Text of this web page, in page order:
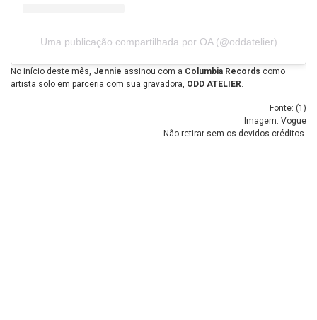
Uma publicação compartilhada por OA (@oddatelier)
No início deste mês, Jennie assinou com a Columbia Records como
artista solo em parceria com sua gravadora, ODD ATELIER.
Fonte: (1 )
Imagem: Vogue
Não retirar sem os devidos créditos.